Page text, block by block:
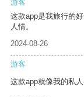
游客
这款app是我旅行的
人情。
2024-08-26
游客
这款app就像我的私